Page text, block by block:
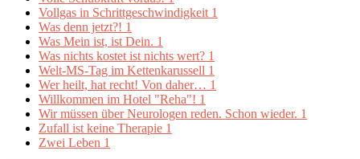
Vollgas in Schrittgeschwindigkeit 1
Was denn jetzt?! 1
Was Mein ist, ist Dein. 1
Was nichts kostet ist nichts wert? 1
Welt-MS-Tag im Kettenkarussell 1
Wer heilt, hat recht! Von daher… 1
Willkommen im Hotel "Reha"! 1
Wir müssen über Neurologen reden. Schon wieder. 1
Zufall ist keine Therapie 1
Zwei Leben 1